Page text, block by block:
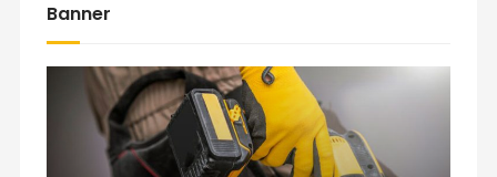
Banner